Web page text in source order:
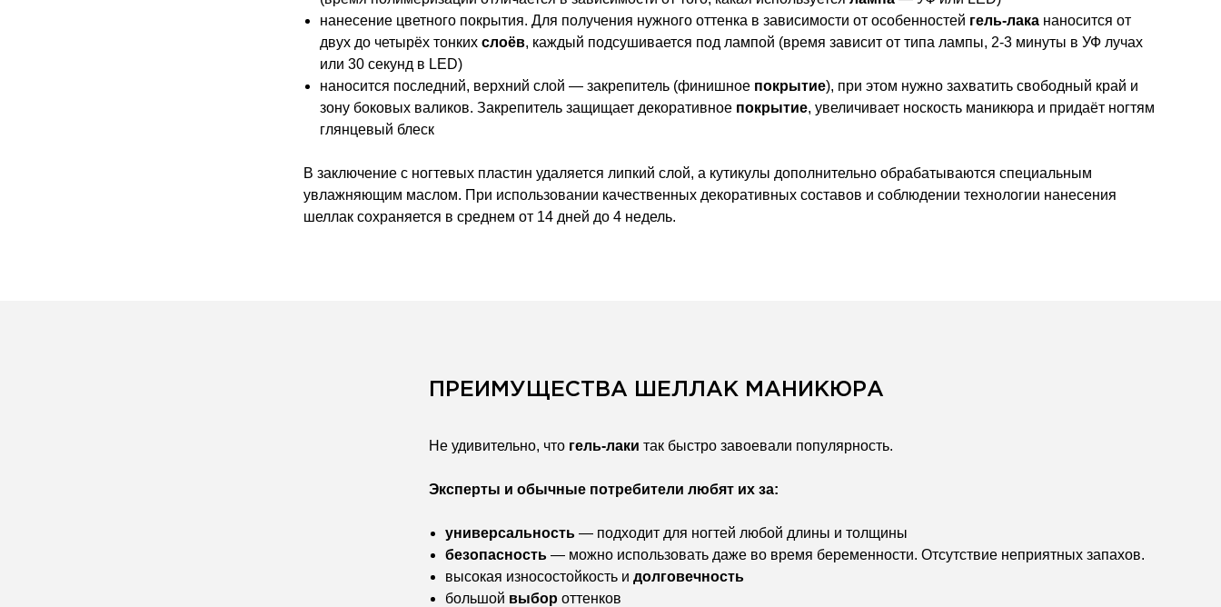
нанесение цветного покрытия. Для получения нужного оттенка в зависимости от особенностей гель-лака наносится от
двух до четырёх тонкихслоёв, каждый подсушивается под лампой (время зависит от типа лампы, 2-3 минуты в УФ лучах
или 30 секунд в LED)
наносится последний, верхний слой — закрепитель (финишное покрытие), при этом нужно захватить свободный край и
зону боковых валиков. Закрепитель защищает декоративное покрытие, увеличивает носкость маникюра и придаёт ногтям
глянцевый блеск
В заключение с ногтевых пластин удаляется липкий слой, а кутикулы дополнительно обрабатываются специальным
увлажняющим маслом. При использовании качественных декоративных составов и соблюдении технологии нанесения
шеллак сохраняется в среднем от 14 дней до 4 недель.
ПРЕИМУЩЕСТВА ШЕЛЛАК МАНИКЮРА
Не удивительно, что гель-лаки так быстро завоевали популярность.
Эксперты и обычные потребители любят их за:
универсальность — подходит для ногтей любой длины и толщины
безопасность — можно использовать даже во время беременности. Отсутствие неприятных запахов.
высокая износостойкость и долговечность
большой выбор оттенков